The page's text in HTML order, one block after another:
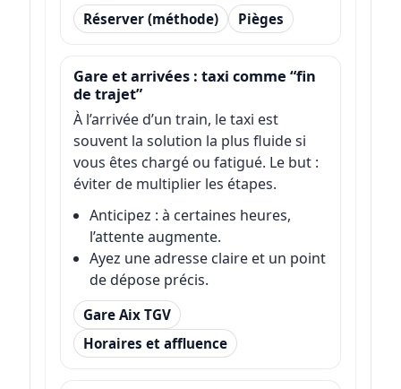
Réserver (méthode) Pièges
Gare et arrivées : taxi comme “fin
de trajet”
À l’arrivée d’un train, le taxi est
souvent la solution la plus fluide si
vous êtes chargé ou fatigué. Le but :
éviter de multiplier les étapes.
Anticipez : à certaines heures,
l’attente augmente.
Ayez une adresse claire et un point
de dépose précis.
Gare Aix TGV
Horaires et affluence